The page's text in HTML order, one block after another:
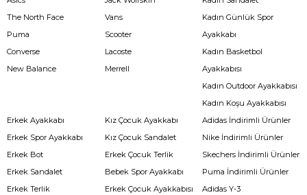
The North Face
Puma
Converse
New Balance
Vans
Scooter
Lacoste
Merrell
Kadın Günlük Spor
Ayakkabı
Kadın Basketbol
Ayakkabısı
Kadın Outdoor Ayakkabısı
Kadın Koşu Ayakkabısı
Erkek Ayakkabı
Erkek Spor Ayakkabı
Erkek Bot
Erkek Sandalet
Erkek Terlik
Kız Çocuk Ayakkabı
Kız Çocuk Sandalet
Erkek Çocuk Terlik
Bebek Spor Ayakkabı
Erkek Çocuk Ayakkabısı
Adidas İndirimli Ürünler
Nike İndirimli Ürünler
Skechers İndirimli Ürünler
Puma İndirimli Ürünler
Adidas Y-3